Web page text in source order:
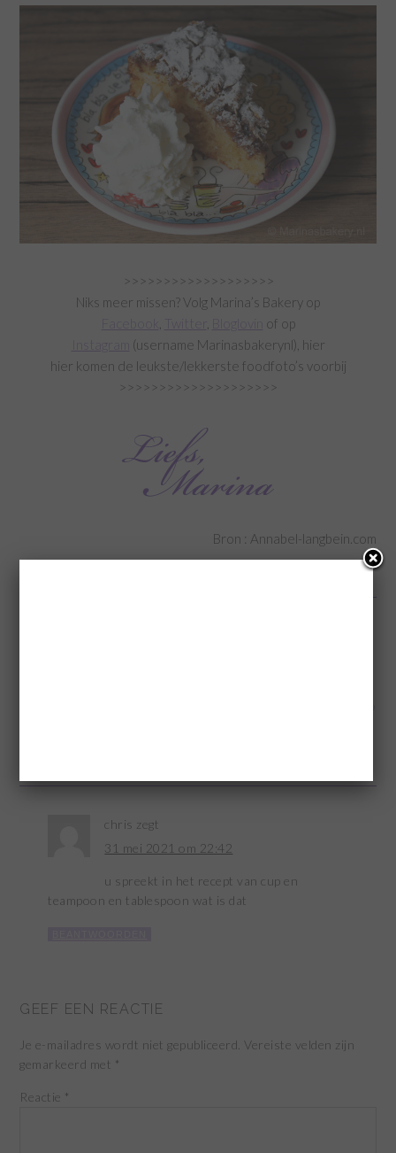
>>>>>>>>>>>>>>>>>>>
Niks meer missen? Volg Marina’s Bakery op
Bloglovin
of op
Instagram
(username Marinasbakerynl), hier
hier komen de leukste/lekkerste foodfoto’s voorbij
>>>>>>>>>>>>>>>>>>>>
Bron : Annabel-langbein.com
chris zegt
31 mei 2021 om 22:42
u spreekt in het recept van cup en
teampoon en tablespoon wat is dat
GEEF EEN REACTIE
Je e-mailadres wordt niet gepubliceerd. Vereiste velden zijn
gemarkeerd met *
Reactie *